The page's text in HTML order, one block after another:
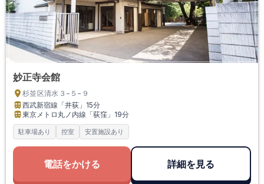
妙正寺会館
杉並区清水３−５−９
西武新宿線「井荻」 15分
東京メトロ丸ノ内線「荻窪」 19分
駐車場あり 控室 安置施設あり
電話をかける 詳細を見る